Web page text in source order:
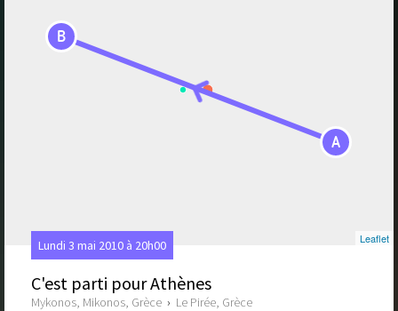
A
B
Leaflet
Lundi 3 mai 2010 à 20h00
C'est parti pour Athènes
Mykonos, Mikonos, Grèce › Le Pirée, Grèce